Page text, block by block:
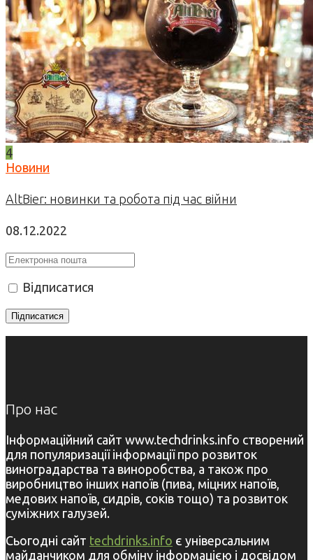
4
Новини
AltBier: новинки та робота під час війни
08.12.2022
Відписатися
Про нас
Інформаційний сайт www.techdrinks.info створений
для популяризації інформації про розвиток
виноградарства та виноробства, а також про
виробництво інших напоїв (пива, міцних напоїв,
медових напоїв, сидрів, соків тощо) та розвиток
суміжних галузей.
Сьогодні сайт techdrinks.info є універсальним
майданчиком для обміну інформацією і досвідом